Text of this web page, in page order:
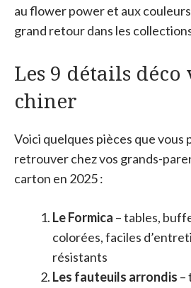
au flower power et aux
grand retour dans les
Les 9 détails déco
chiner
Voici quelques pièces que vous
retrouver chez vos grands-
carton en 2025 :
Le Formica – tables,
colorées, faciles
résistants
Les fauteuils arrondis –